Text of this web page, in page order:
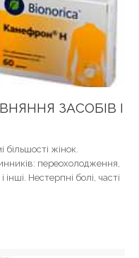
ЗАСОБІВ І
жінок.
переохолодження,
Нестерпні болі, часті